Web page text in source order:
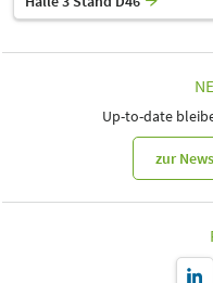
Up-to-date
zur